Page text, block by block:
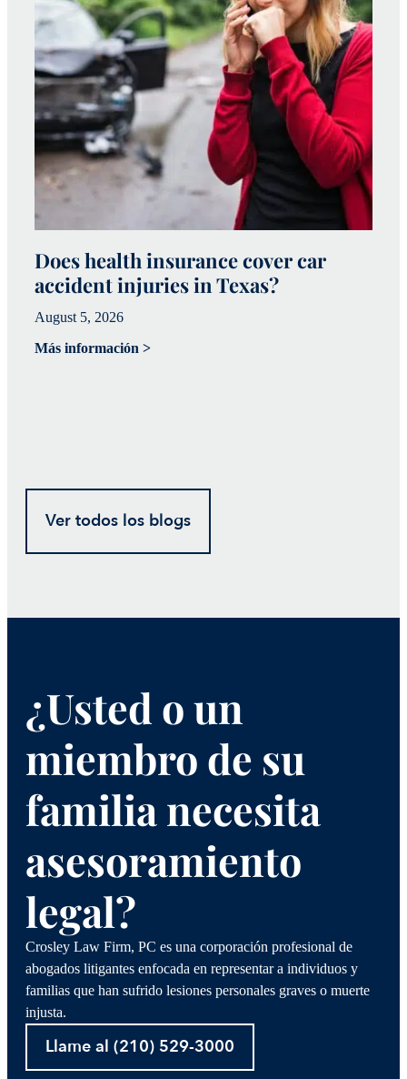
Does health insurance cover car
accident injuries in Texas?
August 5, 2026
Más información >
Ver todos los blogs
¿Usted o un
miembro de su
familia necesita
asesoramiento
legal?
Crosley Law Firm, PC es una corporación profesional de
abogados litigantes enfocada en representar a individuos y
familias que han sufrido lesiones personales graves o muerte
injusta.
Llame al (210) 529-3000